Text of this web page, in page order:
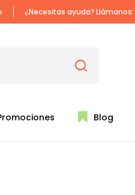
¿Necesitas ayuda? Llámanos:
Blog